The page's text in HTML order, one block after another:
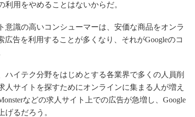
用をやめることはないからだ。
識の高いコンシューマーは、安価な商品をオンラ
広告を利用することが多くなり、それがGoogleのコ
イテク分野をはじめとする各業界で多くの人員削
サイトを探すためにオンラインに集まる人が増え
などの求人サイト上での広告が急増し、Google
げるだろう。